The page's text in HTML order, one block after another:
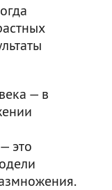
— в
это